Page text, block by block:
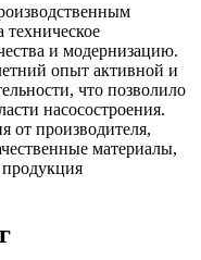
и модернизацию.
опыт активной и
что позволило
насосостроения.
от производителя,
материалы,
продукция